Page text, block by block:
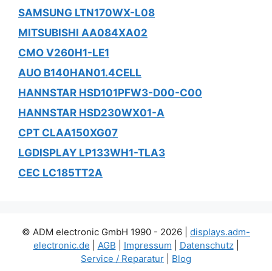
SAMSUNG LTN170WX-L08
MITSUBISHI AA084XA02
CMO V260H1-LE1
AUO B140HAN01.4CELL
HANNSTAR HSD101PFW3-D00-C00
HANNSTAR HSD230WX01-A
CPT CLAA150XG07
LGDISPLAY LP133WH1-TLA3
CEC LC185TT2A
© ADM electronic GmbH 1990 - 2026 | displays.adm-
electronic.de
AGB Impressum Datenschutz|
Service / Reparatur
Blog